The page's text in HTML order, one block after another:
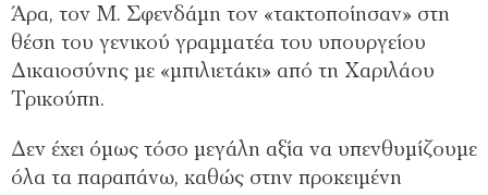
Άρα, τον Μ. Σφενδάμη τον «τακτοποίησαν» στη
θέση του γενικού γραμματέα του υπουργείου
Δικαιοσύνης με «μπιλιετάκι» από τη Χαριλάου
Τρικούπη.
Δεν έχει όμως τόσο μεγάλη αξία να υπενθυμίζουμε
όλα τα παραπάνω, καθώς στην προκειμένη